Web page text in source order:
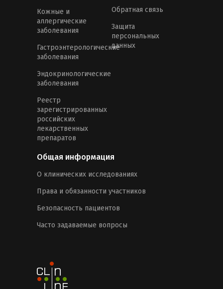
Кожные и
аллергические
заболевания
Гастроэнтерологические
заболевания
Эндокринологические
заболевания
Реестр
зарегистрированных
российских
лекарственных
препаратов
Обратная связь
Защита
персональных
данных
Общая информация
О клинических исследованиях
Права и обязанности участников
Безопасность пациентов
Часто задаваемые вопросы